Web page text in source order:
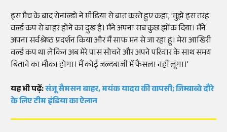
इस मैच के बाद रोनाल्डो ने मीडिया से बात करते हुए कहा, 'मुझे इस तरह
वर्ल्ड कप से बाहर होने का दुख है। मैंने अपना सब कुछ झोंक दिया। मैंने
अपना सर्वश्रेष्ठ प्रदर्शन किया और मैं साफ मन से जा रहा हूं। मेरा आखिरी
वर्ल्ड कप था लेकिन अब मेरे पास सोचने और अपने परिवार के साथ समय
बिताने का मौका होगा। मैं कोई जल्दबाजी में फैसला नहीं लूंगा।'
यह भी पढ़ें:संजू सैमसन बाहर, मयंक यादव की वापसी; जिम्बाब्वे दौरे
के लिए टीम इंडिया का ऐलान